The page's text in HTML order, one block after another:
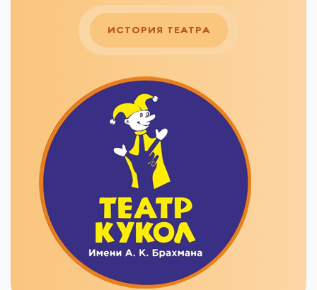
ИСТОРИЯ ТЕАТРА